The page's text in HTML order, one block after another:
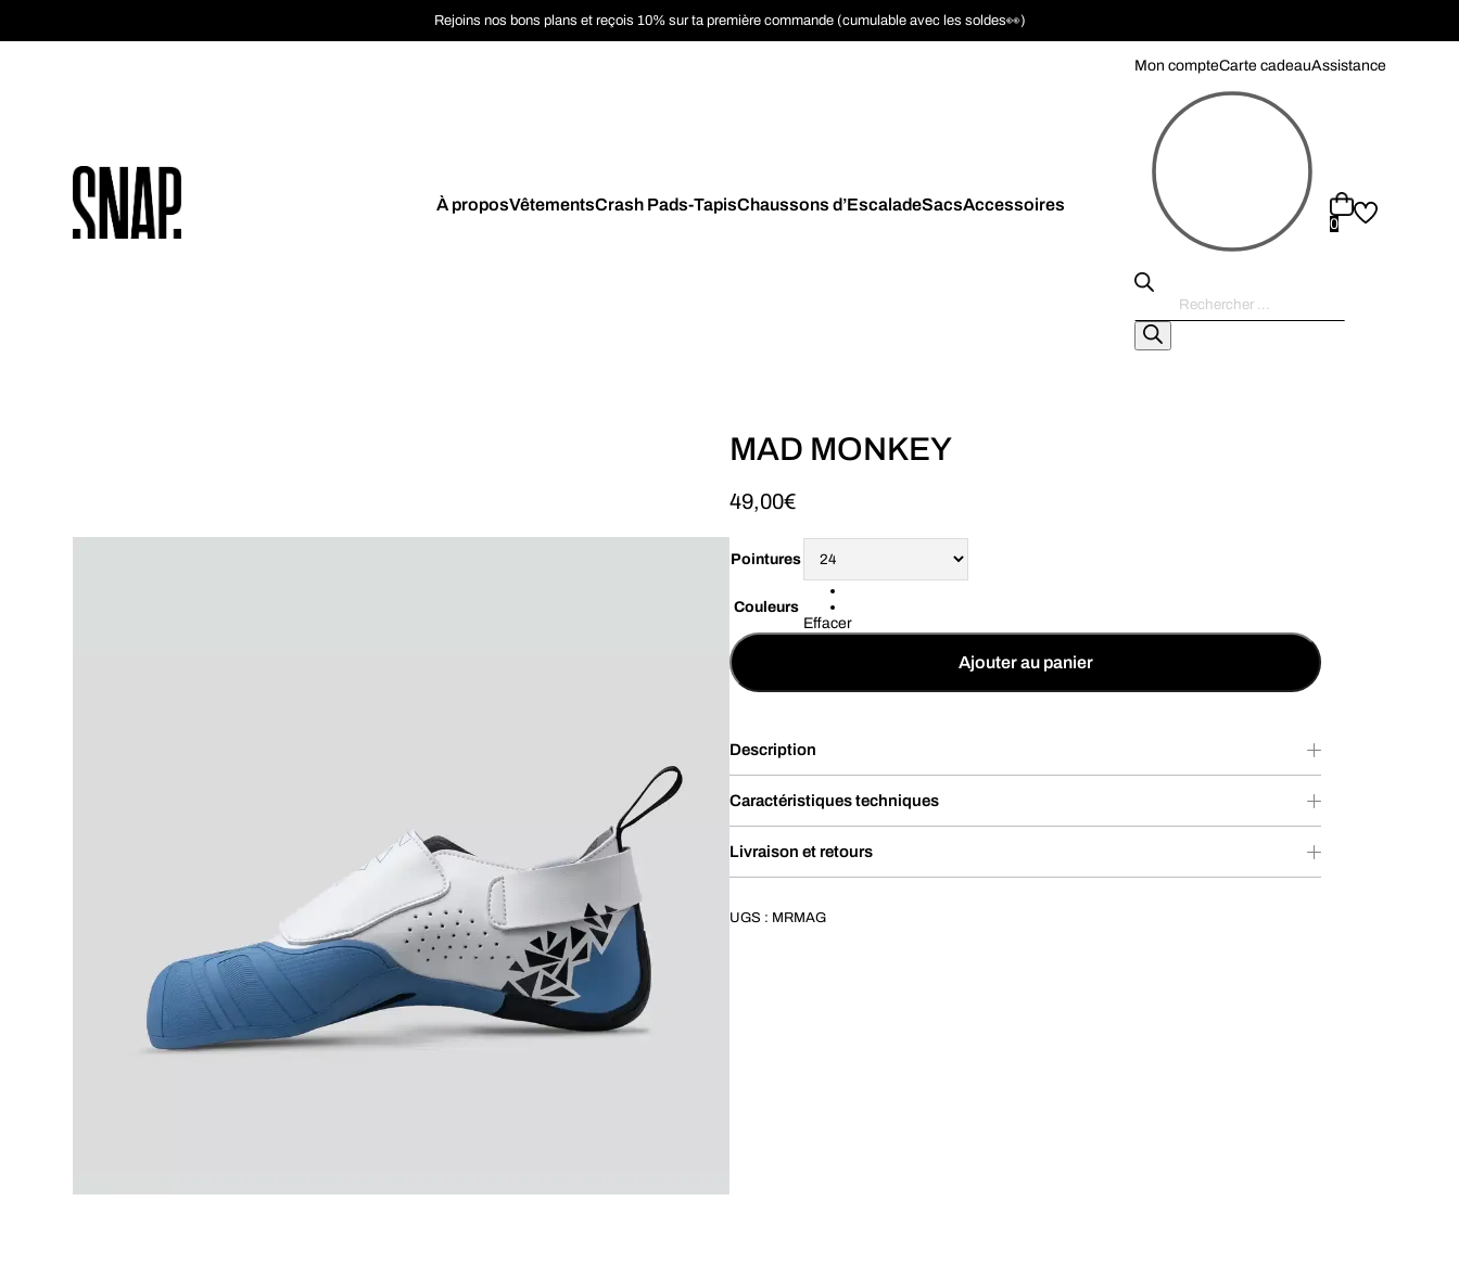
Rejoins nos bons plans et reçois 10% sur ta première commande (cumulable avec les soldes👀)
À proposVêtementsCrash Pads-TapisChaussons d’EscaladeSacsAccessoires
Mon compteCarte cadeauAssistance
Recherche
de
produits
0
MAD MONKEY
49,00€
Pointures
Couleurs
Effacer
Ajouter au panier
Description
Caractéristiques techniques
Livraison et retours
UGS : MRMAG